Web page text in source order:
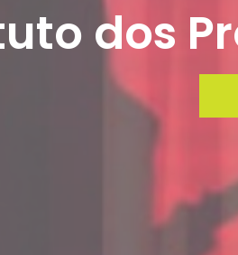
dos